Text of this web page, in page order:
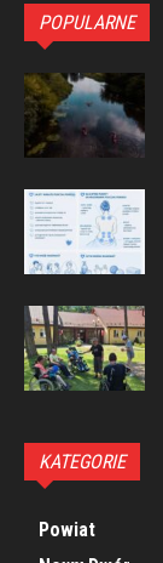
POPULARNE
KATEGORIE
Powiat